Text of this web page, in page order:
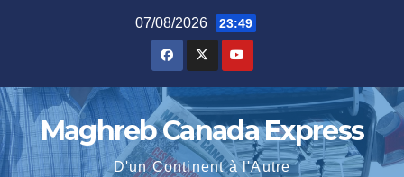
07/08/2026 23:49
Maghreb Canada Express
D'un Continent à l'Autre